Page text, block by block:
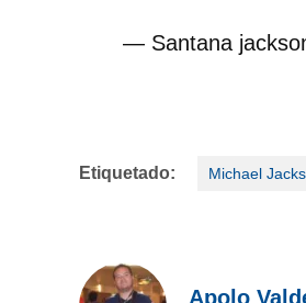
— Santana
Etiquetado: Michael
Apolo